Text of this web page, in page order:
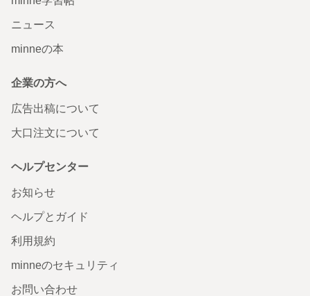
ニュース
minneの本
企業の方へ
広告出稿について
大口注文について
ヘルプセンター
お知らせ
ヘルプとガイド
利用規約
minneのセキュリティ
お問い合わせ